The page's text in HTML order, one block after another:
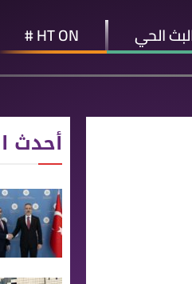
الحي HT ON #
أحدث